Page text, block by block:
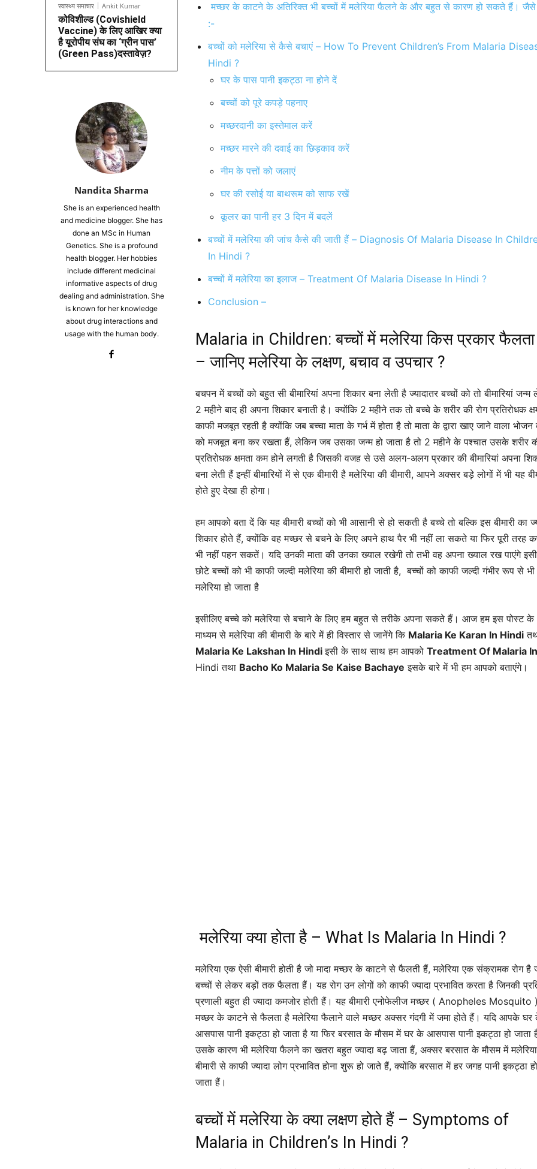
स्वास्थ्य समाचार Ankit Kumar
कोविशील्ड (Covishield
Vaccine) के लिए आखिर क्या
है यूरोपीय संघ का ‘ग्रीन पास’
(Green Pass)दस्तावेज़?
Nandita Sharma
She is an experienced health
and medicine blogger. She has
done an MSc in Human
Genetics. She is a profound
health blogger. Her hobbies
include different medicinal
informative aspects of drug
dealing and administration. She
is known for her knowledge
about drug interactions and
usage with the human body.
मच्छर के काटने के अतिरिक्त भी बच्चों में मलेरिया फैलने के और बहुत से कारण हो सकते हैं।
:-
बच्चों को मलेरिया से कैसे बचाएं – How To Prevent Children’s From Malaria
Hindi ?
घर के पास पानी इकट्ठा ना होने दें
बच्चों को पूरे कपड़े पहनाए
मच्छरदानी का इस्तेमाल करें
मच्छर मारने की दवाई का छिड़काव करें
नीम के पत्तों को जलाएं
घर की रसोई या बाथरूम को साफ रखें
कूलर का पानी हर 3 दिन में बदलें
बच्चों में मलेरिया की जांच कैसे की जाती हैं – Diagnosis Of Malaria Disease In
In Hindi ?
बच्चों में मलेरिया का इलाज – Treatment Of Malaria Disease In Hindi ?
Conclusion –
Malaria in Children: बच्चों में मलेरिया किस प्रकार
– जानिए मलेरिया के लक्षण, बचाव व उपचार ?
बचपन में बच्चों को बहुत सी बीमारियां अपना शिकार बना लेती है ज्यादातर बच्चों को तो बीमारियां
2 महीने बाद ही अपना शिकार बनाती है। क्योंकि 2 महीने तक तो बच्चे के शरीर की रोग प्रतिरोधक
काफी मजबूत रहती है क्योंकि जब बच्चा माता के गर्भ में होता है तो माता के द्वारा खाए जाने वाला भोजन
को मजबूत बना कर रखता हैं, लेकिन जब उसका जन्म हो जाता है तो 2 महीने के पश्चात उसके शरीर
प्रतिरोधक क्षमता कम होने लगती है जिसकी वजह से उसे अलग-अलग प्रकार की बीमारियां अपना
बना लेती हैं इन्हीं बीमारियों में से एक बीमारी है मलेरिया की बीमारी, आपने अक्सर बड़े लोगों में भी यह
होते हुए देखा ही होगा।
हम आपको बता दें कि यह बीमारी बच्चों को भी आसानी से हो सकती है बच्चे तो बल्कि इस बीमारी का
शिकार होते हैं, क्योंकि वह मच्छर से बचने के लिए अपने हाथ पैर भी नहीं ला सकते या फिर पूरी तरह
भी नहीं पहन सकतें। यदि उनकी माता की उनका ख्याल रखेगी तो तभी वह अपना ख्याल रख पाएंगे
छोटे बच्चों को भी काफी जल्दी मलेरिया की बीमारी हो जाती है, बच्चों को काफी जल्दी गंभीर रूप से भी
मलेरिया हो जाता है
इसीलिए बच्चे को मलेरिया से बचाने के लिए हम बहुत से तरीके अपना सकते हैं। आज हम इस पोस्ट के
माध्यम से मलेरिया की बीमारी के बारे में ही विस्तार से जानेंगे कि Malaria Ke Karan In Hindi
Malaria Ke Lakshan In Hindiइसी के साथ साथ हम आपको Treatment Of Malaria In
Hindi तथा Bacho Ko Malaria Se Kaise Bachaye इसके बारे में भी हम आपको बताएंगे।
मलेरिया क्या होता है – What Is Malaria In Hindi ?
मलेरिया एक ऐसी बीमारी होती है जो मादा मच्छर के काटने से फैलती हैं, मलेरिया एक संक्रामक रोग है
बच्चों से लेकर बड़ों तक फैलता हैं। यह रोग उन लोगों को काफी ज्यादा प्रभावित करता है जिनकी
प्रणाली बहुत ही ज्यादा कमजोर होती हैं। यह बीमारी एनोफेलीज मच्छर ( Anopheles Mosquito )
मच्छर के काटने से फैलता है मलेरिया फैलाने वाले मच्छर अक्सर गंदगी में जमा होते हैं। यदि आपके घर
आसपास पानी इकट्ठा हो जाता है या फिर बरसात के मौसम में घर के आसपास पानी इकट्ठा हो जाता
उसके कारण भी मलेरिया फैलने का खतरा बहुत ज्यादा बढ़ जाता हैं, अक्सर बरसात के मौसम में
बीमारी से काफी ज्यादा लोग प्रभावित होना शुरू हो जाते हैं, क्योंकि बरसात में हर जगह पानी इकट्ठा हो
जाता हैं।
बच्चों में मलेरिया के क्या लक्षण होते हैं – Symptoms of
Malaria in Children’s In Hindi ?